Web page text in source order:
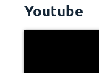
Youtube